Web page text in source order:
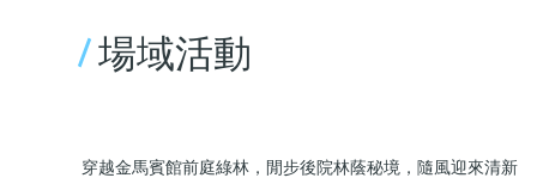
/場域活動
穿越金馬賓館前庭綠林，閒步後院林蔭秘境，隨風迎來清新